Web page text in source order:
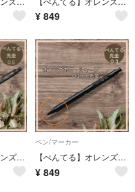
¥ 849
【ぺんてる】オレンズネロ・シャープ 0.5mm 交換用先金 ペン先
ペン/マーカー
【ぺんてる】オレンズネロ・シャープ 0.3mm 交換用先金 ペン先
¥ 849